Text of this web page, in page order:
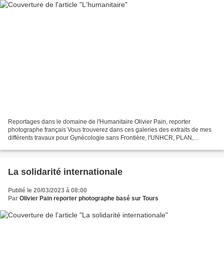
Reportages dans le domaine de l'Humanitaire Olivier Pain, reporter
photographe français Vous trouverez dans ces galeries des extraits de mes
différents travaux pour Gynécologie sans Frontière, l'UNHCR, PLAN,
La solidarité internationale
Publié le 20/03/2023 à 08:00
Par Olivier Pain reporter photographe basé sur Tours